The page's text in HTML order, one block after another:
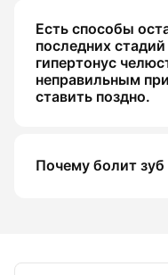
Есть способы
последних
гипертонус
неправильным
ставить поздно.
Почему болит зуб